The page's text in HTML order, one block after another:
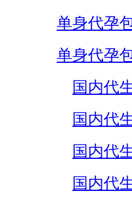
单身代孕
单身代孕
国内代
国内代
国内代
国内代